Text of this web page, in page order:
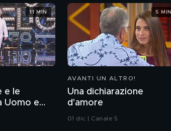
e le
Uomo e
11 MIN
AVANTI UN ALTRO!
Una dichiarazione
d'amore
01 dic | Canale 5
5 MIN